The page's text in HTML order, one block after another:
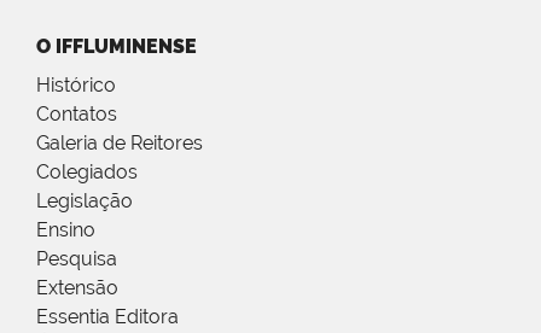
O IFFLUMINENSE
Histórico
Contatos
Galeria de Reitores
Colegiados
Legislação
Ensino
Pesquisa
Extensão
Essentia Editora